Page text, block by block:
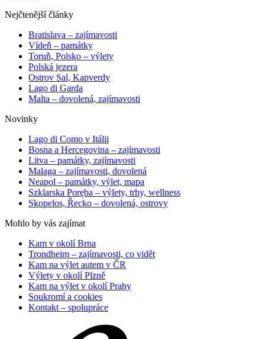
Nejčtenější články
Bratislava – zajímavosti
Vídeň – památky
Toruň, Polsko – výlety
Polská jezera
Ostrov Sal, Kapverdy
Lago di Garda
Malta – dovolená, zajímavosti
Novinky
Lago di Como v Itálii
Bosna a Hercegovina – zajímavosti
Litva – památky, zajímavosti
Malaga – zajímavosti, dovolená
Neapol – památky, výlet, mapa
Szklarska Poręba – výlety, trhy, wellness
Skopelos, Řecko – dovolená, ostrovy
Mohlo by vás zajímat
Kam v okolí Brna
Trondheim – zajímavosti, co vidět
Kam na výlet autem v ČR
Výlety v okolí Plzně
Kam na výlet v okolí Prahy
Soukromí a cookies
Kontakt – spolupráce